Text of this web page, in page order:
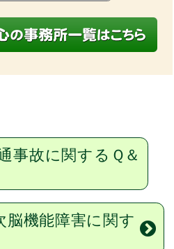
事故に関するＱ＆
脳機能障害に関す